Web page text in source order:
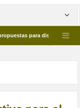
para disfrutar del deporte